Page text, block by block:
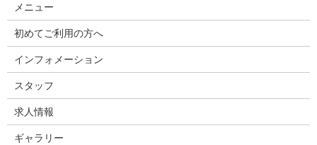
メニュー
初めてご利用の方へ
インフォメーション
スタッフ
求人情報
ギャラリー